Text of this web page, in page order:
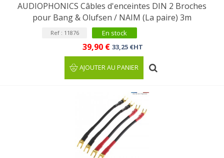
AUDIOPHONICS Câbles d'enceintes DIN 2 Broches
pour Bang & Olufsen / NAIM (La paire) 3m
Ref : 11876 En stock
39,90 € 33,25 €HT
AJOUTER AU PANIER